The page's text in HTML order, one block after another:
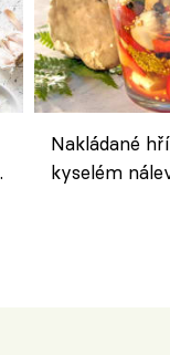
Nakládané
kyselém